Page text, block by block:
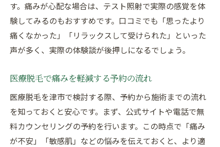
す。痛みが心配な場合は、テスト照射で実際の感覚を体
験してみるのもおすすめです。口コミでも「思ったより
痛くなかった」「リラックスして受けられた」といった
声が多く、実際の体験談が後押しになるでしょう。
医療脱毛で痛みを軽減する予約の流れ
医療脱毛を津市で検討する際、予約から施術までの流れ
を知っておくと安心です。まず、公式サイトや電話で無
料カウンセリングの予約を行います。この時点で「痛み
が不安」「敏感肌」などの悩みを伝えておくと、より適